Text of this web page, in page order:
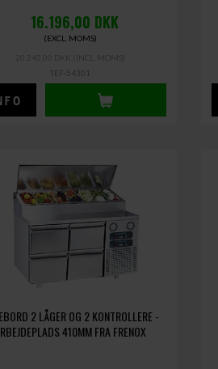
16.196,00 DKK
(EXCL. MOMS)
TEF-54301
2 LÅGER OG 2 KONTROLLERE -
410MM FRA FRENOX